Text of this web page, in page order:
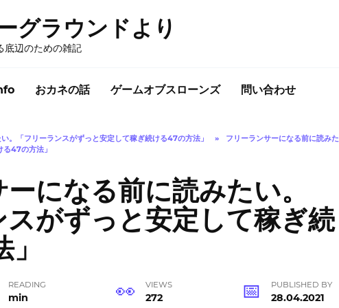
グラウンドより
底辺のための雑記
おカネの話 ゲームオブスローンズ 問い合わせ
。「フリーランスがずっと安定して稼ぎ続ける47の方法」 »
フリーランサーになる前に読みた
47の方法」
になる前に読みたい。
スがずっと安定して稼ぎ続
READING
min
VIEWS
272
PUBLISHED BY
28.04.2021